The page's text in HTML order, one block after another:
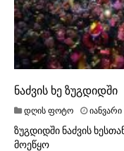
ნაძვის ხე ზუგდიდში
დღის ფოტო იანვარი
ზუგდიდში ნაძვის
მოეწყო